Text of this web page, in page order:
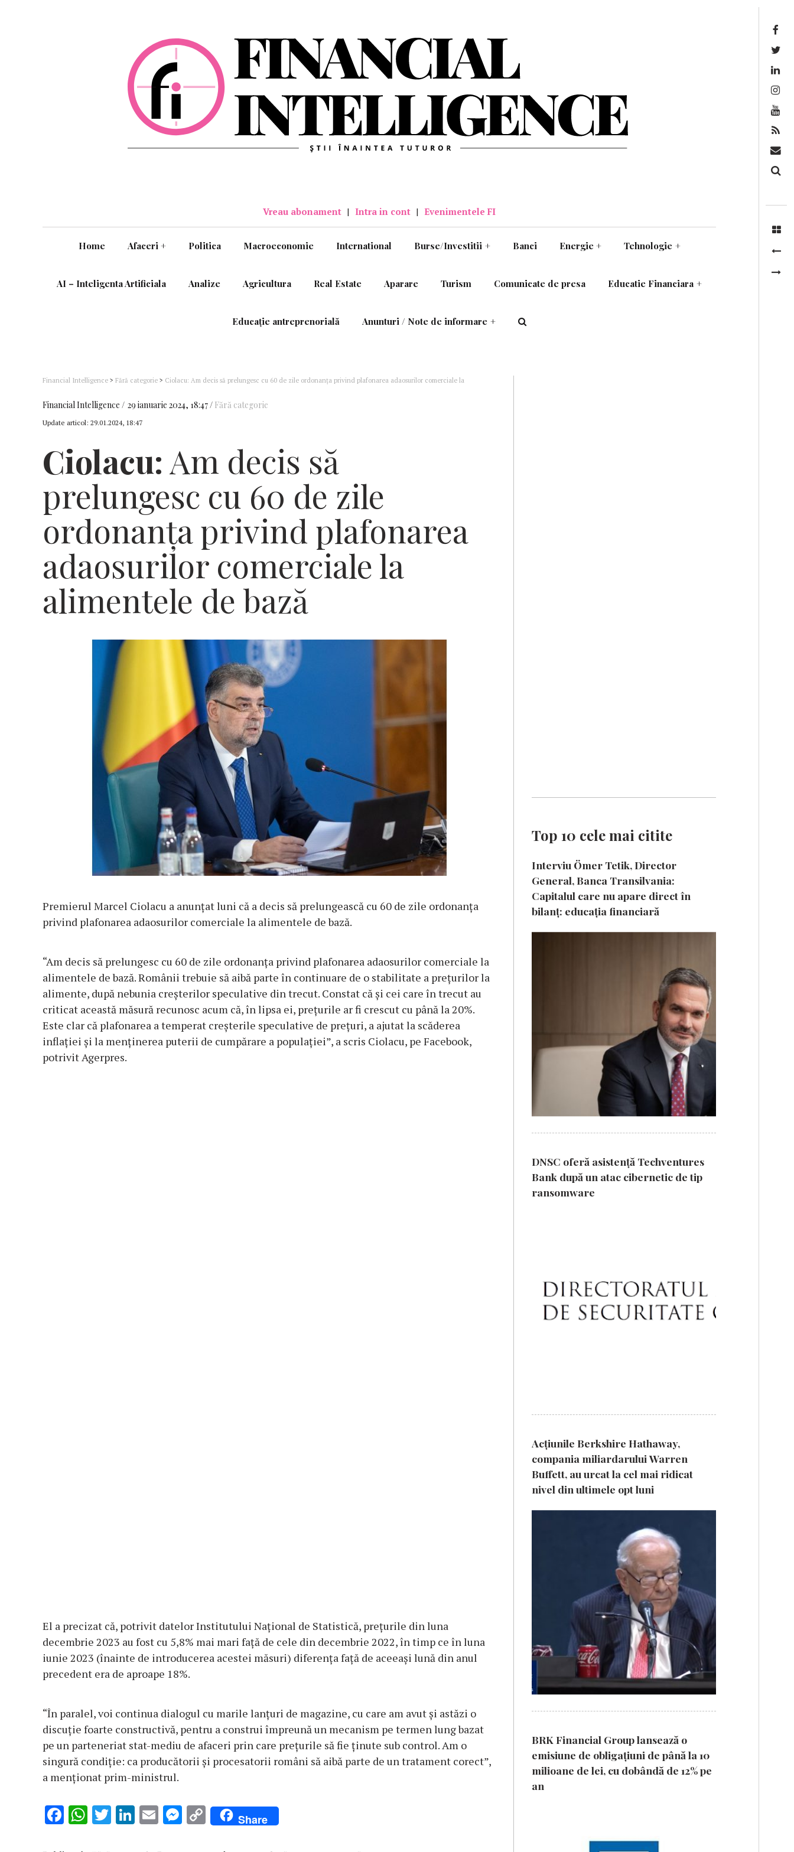
Vreau abonament | Intra in cont | Evenimentele FI
Home Afaceri + Politica Macroeconomie International Burse/Investitii + Banci Energie + Tehnologie +
AI – Inteligenta Artificiala Analize Agricultura Real Estate Aparare Turism Comunicate de presa Educatie Financiara +
Educație antreprenorială Anunturi / Note de informare +
Financial Intelligence > Fără categorie > Ciolacu: Am decis să prelungesc cu 60 de zile ordonanţa privind plafonarea adaosurilor comerciale la
Financial Intelligence 29 ianuarie 2024, 18:47 Fără categorie
Update articol: 29.01.2024, 18:47
Ciolacu:Am decis să
prelungesc cu 60 de zile
ordonanţa privind plafonarea
adaosurilor comerciale la
alimentele de bază
Premierul Marcel Ciolacu a anunţat luni că a decis să prelungească cu 60 de zile ordonanţa
privind plafonarea adaosurilor comerciale la alimentele de bază.
“Am decis să prelungesc cu 60 de zile ordonanţa privind plafonarea adaosurilor comerciale la
alimentele de bază. Românii trebuie să aibă parte în continuare de o stabilitate a preţurilor la
alimente, după nebunia creşterilor speculative din trecut. Constat că şi cei care în trecut au
criticat această măsură recunosc acum că, în lipsa ei, preţurile ar fi crescut cu până la 20%.
Este clar că plafonarea a temperat creşterile speculative de preţuri, a ajutat la scăderea
inflaţiei şi la menţinerea puterii de cumpărare a populaţiei”, a scris Ciolacu, pe Facebook,
potrivit Agerpres.
El a precizat că, potrivit datelor Institutului Naţional de Statistică, preţurile din luna
decembrie 2023 au fost cu 5,8% mai mari faţă de cele din decembrie 2022, în timp ce în luna
iunie 2023 (înainte de introducerea acestei măsuri) diferenţa faţă de aceeaşi lună din anul
precedent era de aproape 18%.
“În paralel, voi continua dialogul cu marile lanţuri de magazine, cu care am avut şi astăzi o
discuţie foarte constructivă, pentru a construi împreună un mecanism pe termen lung bazat
pe un parteneriat stat-mediu de afaceri prin care preţurile să fie ţinute sub control. Am o
singură condiţie: ca producătorii şi procesatorii români să aibă parte de un tratament corect”,
a menţionat prim-ministrul.
F W T Li E M C
o
Share
Top 10 cele mai citite
Interviu Ömer Tetik, Director
General, Banca Transilvania:
Capitalul care nu apare direct în
bilanț: educația financiară
DNSC oferă asistență Techventures
Bank după un atac cibernetic de tip
ransomware
Acțiunile Berkshire Hathaway,
compania miliardarului Warren
Buffett, au urcat la cel mai ridicat
nivel din ultimele opt luni
BRK Financial Group lansează o
emisiune de obligațiuni de până la 10
milioane de lei, cu dobândă de 12% pe
an